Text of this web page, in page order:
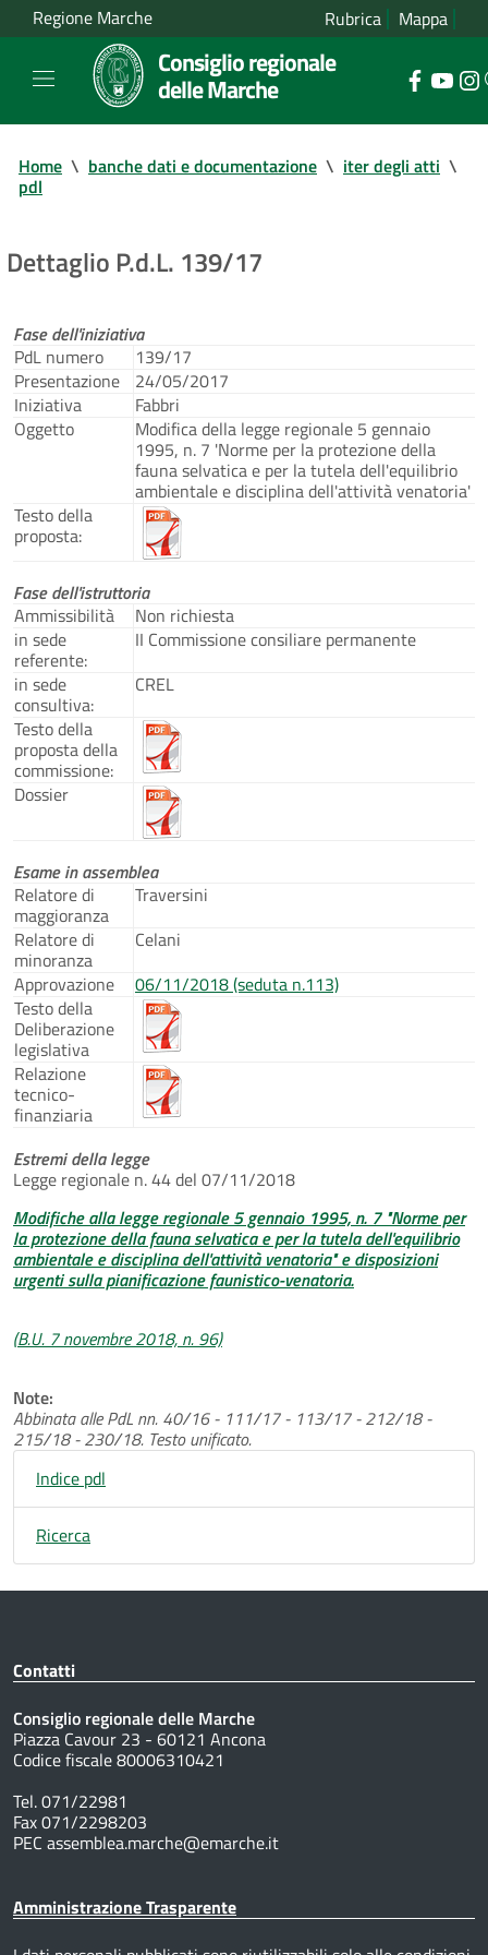
Regione Marche Rubrica Mappa
Consiglio regionale
delle Marche
Home \ banche dati e documentazione \ iter degli atti \
pdl
Dettaglio P.d.L. 139/17
Fase dell'iniziativa
PdL numero
139/17
Presentazione
24/05/2017
Iniziativa
Fabbri
Oggetto
Modifica della legge regionale 5 gennaio
1995, n. 7 'Norme per la protezione della
fauna selvatica e per la tutela dell'equilibrio
ambientale e disciplina dell'attività venatoria'
Testo della
proposta:
Fase dell'istruttoria
Ammissibilità
Non richiesta
in sede
referente:
II Commissione consiliare permanente
in sede
consultiva:
CREL
Testo della
proposta della
commissione:
Dossier
Esame in assemblea
Relatore di
maggioranza
Traversini
Relatore di
minoranza
Celani
Approvazione
06/11/2018 (seduta n.113)
Testo della
Deliberazione
legislativa
Relazione
tecnico-
finanziaria
Estremi della legge
Legge regionale n. 44 del 07/11/2018
Modifiche alla legge regionale 5 gennaio 1995, n. 7 "Norme per
la protezione della fauna selvatica e per la tutela dell'equilibrio
ambientale e disciplina dell'attività venatoria" e disposizioni
urgenti sulla pianificazione faunistico-venatoria.
(B.U. 7 novembre 2018, n. 96)
Note:
Abbinata alle PdL nn. 40/16 - 111/17 - 113/17 - 212/18 -
215/18 - 230/18. Testo unificato.
Indice pdl
Ricerca
Contatti
Consiglio regionale delle Marche
Piazza Cavour 23 - 60121 Ancona
Codice fiscale 80006310421
Tel. 071/22981
Fax 071/2298203
PEC assemblea.marche@emarche.it
Amministrazione Trasparente